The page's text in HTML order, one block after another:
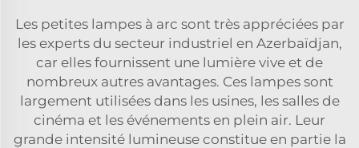
Les petites lampes à arc sont très appréciées par
les experts du secteur industriel en Azerbaïdjan,
car elles fournissent une lumière vive et de
nombreux autres avantages. Ces lampes sont
largement utilisées dans les usines, les salles de
cinéma et les événements en plein air. Leur
grande intensité lumineuse constitue en partie la